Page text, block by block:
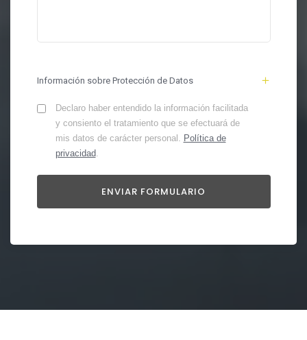
Información sobre Protección de Datos
Declaro haber entendido la información facilitada
y consiento el tratamiento que se efectuará de
mis datos de carácter personal. Política de
privacidad.